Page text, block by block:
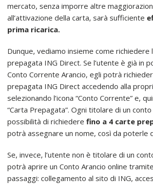
mercato, senza imporre altre
all’attivazione della carta, sarà sufficiente
prima ricarica.
Dunque, vediamo insieme come richiedere
prepagata ING Direct. Se l’utente è già in
Conto Corrente Arancio, egli potrà
prepagata ING Direct accedendo alla
selezionando l’icona “Conto Corrente” e,
“Carta Prepagata”. Ogni titolare di un conto
possibilità di richiedere fino a 4 carte
potrà assegnare un nome, così da poterle
Se, invece, l’utente non è titolare di un
potrà aprire un Conto Arancio online
passaggi: collegamento al sito di ING,